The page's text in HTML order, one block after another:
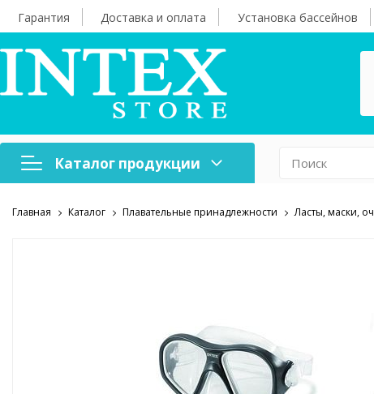
Гарантия Доставка и оплата Установка бассейнов
Каталог продукции
Надувная мебель
Воздушные насосы
Главная Каталог Плавательные принадлежности Ласты, маски,